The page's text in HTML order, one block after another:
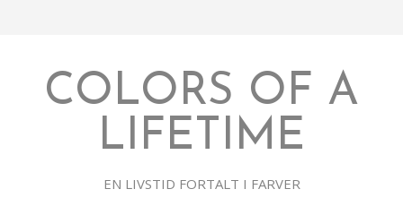
COLORS OF A
LIFETIME
EN LIVSTID FORTALT I FARVER